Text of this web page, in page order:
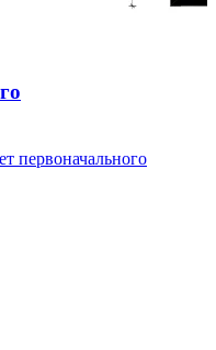
первоначального